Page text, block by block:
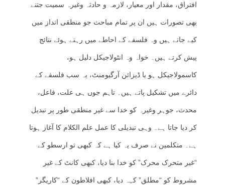
افتراق، مقدار اور معیار، لازمہ و حادثہ وغیرہ سمیت جتنے
بھی تصورات ہیں ان پر تمام مباحث جو منطقی انداز میں
کیے جاتے ہیں وہ فلسفے کے احاطے میں رہتے ہوئے نتائج
پیش کرتے ہیں۔ خواہ وہ انٹولاجیکل دلیل ہو،
کاسمولاجیکل ہو یا ڈیزائن آرگیومنٹ، یہ سب فلسفے کے
دائرے میں تشکیل پاتے ہیں۔ تاہم جوں ہی علت، فاعل،
محدث، جوہر وغیرہ کو خدا سے غیر منطقی طور پر تبدیل
کر دیا جاتا ہے۔ وہی تبدیلی کا عمل علم الکلام کا آغاز ہوتا
ہے۔ متکلمین نے صرف یہ کیا ہے کہ کبھی تو ارسطو کے
“غیر متحرک محرک” کو خدا بنا دیا، کبھی کانٹ کے غیر
مشروط کو “مطلق” کہہ دیا، کبھی افلاطون کے “کاریگر”